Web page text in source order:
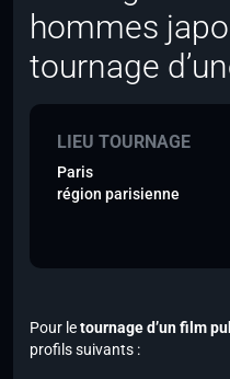
hommes
tournage
LIEU TOURNAGE
Paris
région parisienne
Pour letournage d’un film
profils suivants :